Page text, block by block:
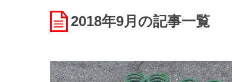
2018年9月 の記事一覧